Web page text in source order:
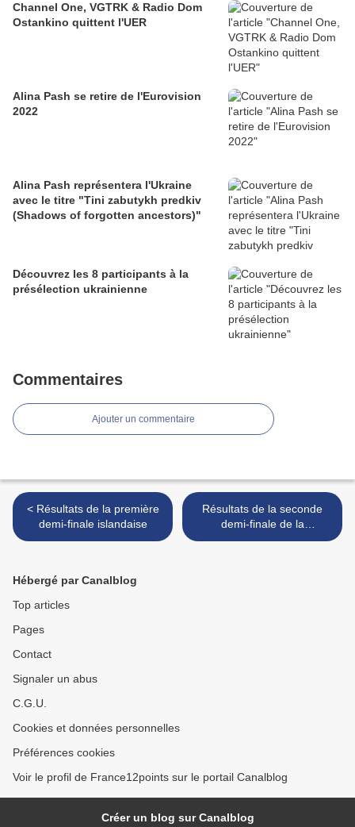
Channel One, VGTRK & Radio Dom
Ostankino quittent l'UER
Alina Pash se retire de l'Eurovision
2022
Alina Pash représentera l'Ukraine
avec le titre "Tini zabutykh predkiv
(Shadows of forgotten ancestors)"
Découvrez les 8 participants à la
présélection ukrainienne
Commentaires
Ajouter un commentaire
< Résultats de la première
demi-finale islandaise
Résultats de la seconde
demi-finale de la
présélection roumaine >
Hébergé par Canalblog
Top articles
Pages
Contact
Signaler un abus
C.G.U.
Cookies et données personnelles
Préférences cookies
Voir le profil de France12points sur le portail Canalblog
Créer un blog sur Canalblog